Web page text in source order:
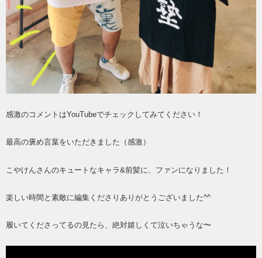
感激のコメントはYouTubeでチェックしてみてください！
最高の褒め言葉をいただきました（感激）
こやけんさんのキュートなキャラ&前髪に、ファンになりました！
楽しい時間と素敵に編集くださりありがとうございました^^
履いてくださってるの見たら、絶対嬉しくて泣いちゃうな〜